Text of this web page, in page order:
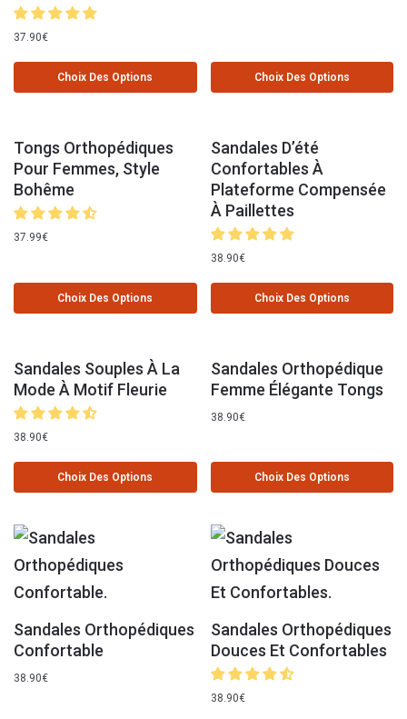
37.90€
Choix Des Options Choix Des Options
Tongs Orthopédiques
Pour Femmes, Style
Bohême
37.99€
Choix Des Options
Sandales D’été
Confortables À
Plateforme Compensée
À Paillettes
38.90€
Choix Des Options
Sandales Souples À La
Mode À Motif Fleurie
38.90€
Choix Des Options
Sandales Orthopédique
Femme Élégante Tongs
38.90€
Choix Des Options
Sandales Orthopédiques
Confortable
38.90€
Sandales Orthopédiques
Douces Et Confortables
38.90€